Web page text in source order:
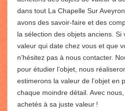
dans tout La Chapelle Sur
avons des savoir-faire et des
la sélection des objets anciens. Si
valeur qui date chez vous et que
n’hésitez pas à nous contacter.
pour étudier l’objet, nous
estimerons la valeur de l’objet en
chaque moindre détail. Avec
achetés à sa juste valeur !